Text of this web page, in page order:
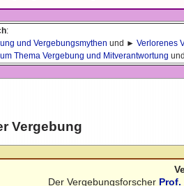
:
und Vergebungsmythen und ►Verlorenes
Thema Vergebung und Mitverantwortung
Vergebung
Der Vergebungsforscher Prof.